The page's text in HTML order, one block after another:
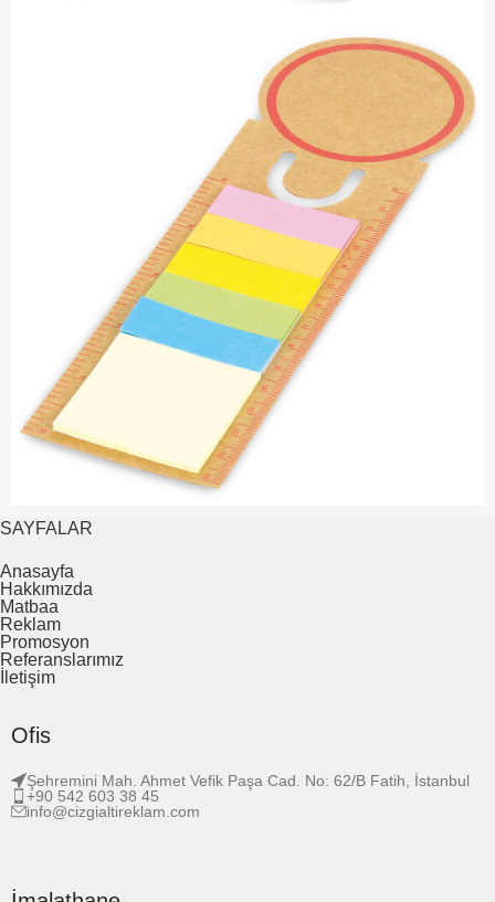
SAYFALAR
Anasayfa
Hakkımızda
Matbaa
Reklam
Promosyon
Referanslarımız
İletişim
Ofis
Şehremini Mah. Ahmet Vefik Paşa Cad. No: 62/B Fatih, İstanbul
+90 542 603 38 45
info@cizgialtireklam.com